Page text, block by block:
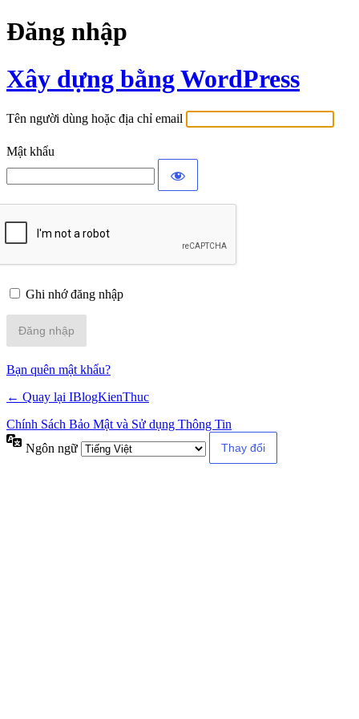
Đăng nhập
Xây dựng bằng WordPress
Tên người dùng hoặc địa chỉ email
Mật khẩu
Ghi nhớ đăng nhập
Alternative:
Bạn quên mật khẩu?
← Quay lại IBlogKienThuc
Chính Sách Bảo Mật và Sử dụng Thông Tin
Ngôn ngữ